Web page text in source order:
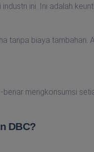
industri ini. Ini adalah
tanpa biaya tambahan.
mengkonsumsi
DBC?